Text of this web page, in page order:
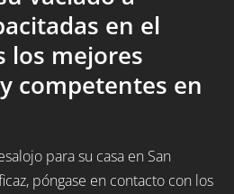
en el
los mejores
competentes en
para su casa en San
póngase en contacto con los